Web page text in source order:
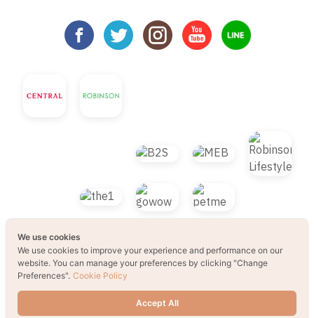
© 2021 B2S CLUB, All rights reserved. Web
Design by1001click.
We use cookies
We use cookies to improve your experience and performance on our
website. You can manage your preferences by clicking "Change
Preferences". Cookie Policy
Accept All